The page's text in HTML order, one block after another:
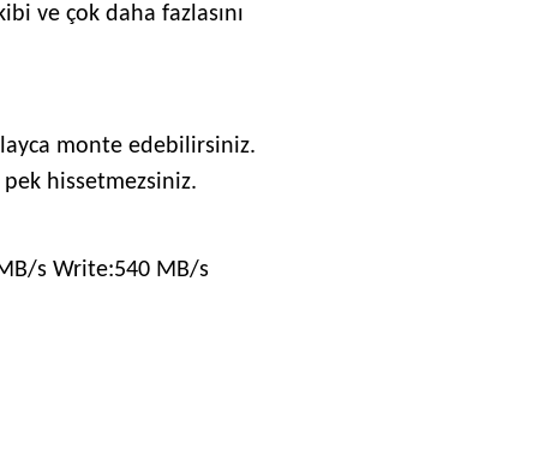
ve çok daha fazlasını
monte edebilirsiniz.
pek hissetmezsiniz.
MB/s Write:540 MB/s